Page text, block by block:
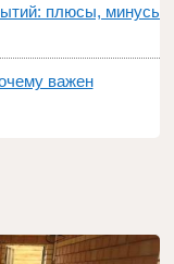
плюсы, минусы,
важен